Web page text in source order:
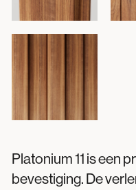
Platonium 11 is een
bevestiging. De